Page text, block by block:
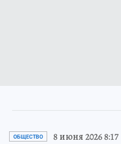
ОБЩЕСТВО 8 июня 2026 8:17